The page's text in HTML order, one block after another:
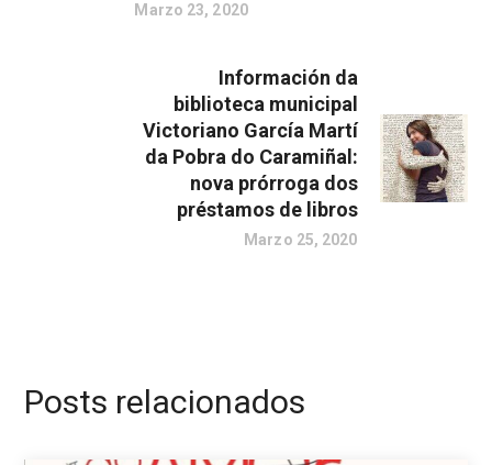
Marzo 23, 2020
Información da
biblioteca municipal
Victoriano García Martí
da Pobra do Caramiñal:
nova prórroga dos
préstamos de libros
Marzo 25, 2020
Posts relacionados